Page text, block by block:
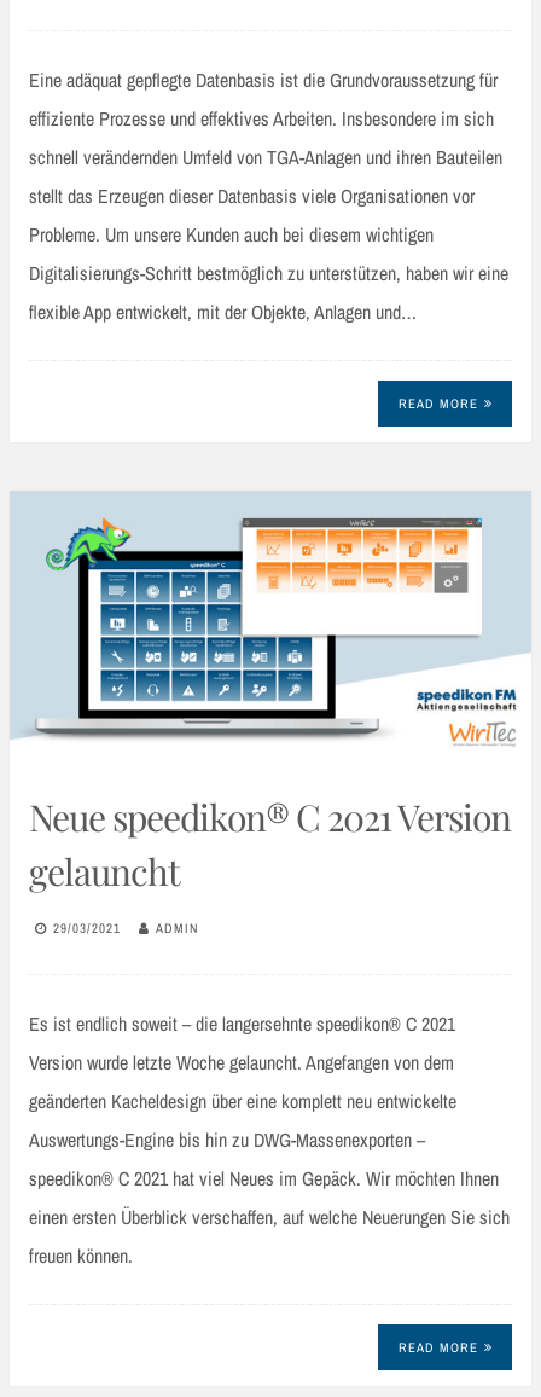
Eine adäquat gepflegte Datenbasis ist die Grundvoraussetzung für
effiziente Prozesse und effektives Arbeiten. Insbesondere im sich
schnell verändernden Umfeld von TGA-Anlagen und ihren Bauteilen
stellt das Erzeugen dieser Datenbasis viele Organisationen vor
Probleme. Um unsere Kunden auch bei diesem wichtigen
Digitalisierungs-Schritt bestmöglich zu unterstützen, haben wir eine
flexible App entwickelt, mit der Objekte, Anlagen und…
READ MORE
Neue speedikon® C 2021 Version
gelauncht
29/03/2021 ADMIN
Es ist endlich soweit – die langersehnte speedikon® C 2021
Version wurde letzte Woche gelauncht. Angefangen von dem
geänderten Kacheldesign über eine komplett neu entwickelte
Auswertungs-Engine bis hin zu DWG-Massenexporten –
speedikon® C 2021 hat viel Neues im Gepäck. Wir möchten Ihnen
einen ersten Überblick verschaffen, auf welche Neuerungen Sie sich
freuen können.
READ MORE